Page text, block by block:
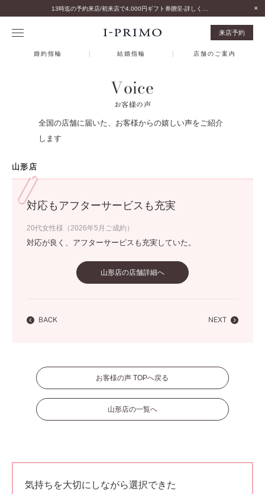
来店予約
婚約指輪 結婚指輪 店舗のご案内
Voice
お客様の声
全国の店舗に届いた、お客様からの嬉しい声をご紹介
します
山形店
対応もアフターサービスも充実
20代女性様（2026年5月ご成約）
対応が良く、アフターサービスも充実していた。
山形店の店舗詳細へ
BACK NEXT
お客様の声 TOPへ戻る
山形店の一覧へ
気持ちを大切にしながら選択できた